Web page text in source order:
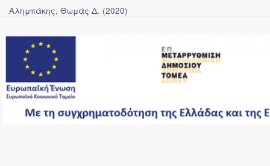
Αλημπάκης, Θωμάς Δ. (2020)